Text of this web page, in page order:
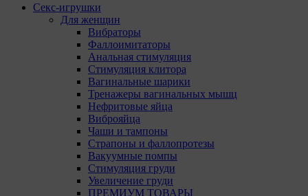
Секс-игрушки
Для женщин
Вибраторы
Фаллоимитаторы
Анальная стимуляция
Стимуляция клитора
Вагинальные шарики
Тренажеры вагинальных мышц
Нефритовые яйца
Виброяйца
Чаши и тампоны
Страпоны и фаллопротезы
Вакуумные помпы
Стимуляция груди
Увеличение груди
ПРЕМИУМ ТОВАРЫ